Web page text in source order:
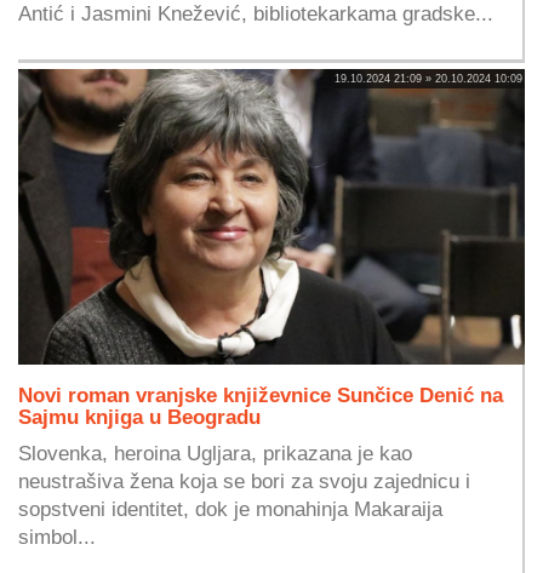
Antić i Jasmini Knežević, bibliotekarkama gradske...
19.10.2024 21:09 » 20.10.2024 10:09
Novi roman vranjske književnice Sunčice Denić na
Sajmu knjiga u Beogradu
Slovenka, heroina Ugljara, prikazana je kao
neustrašiva žena koja se bori za svoju zajednicu i
sopstveni identitet, dok je monahinja Makaraija
simbol...